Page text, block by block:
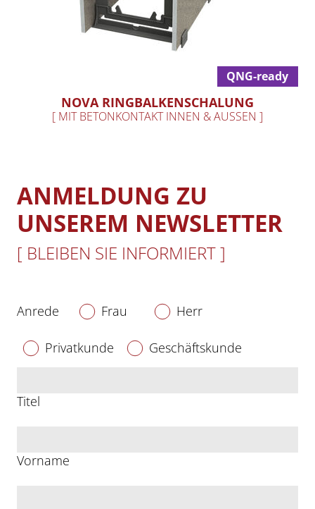
QNG-ready
NOVA RINGBALKENSCHALUNG
[ MIT BETONKONTAKT INNEN & AUSSEN ]
ANMELDUNG ZU
UNSEREM NEWSLETTER
[ BLEIBEN SIE INFORMIERT ]
Anrede Frau Herr
Privatkunde Geschäftskunde
Titel
Vorname